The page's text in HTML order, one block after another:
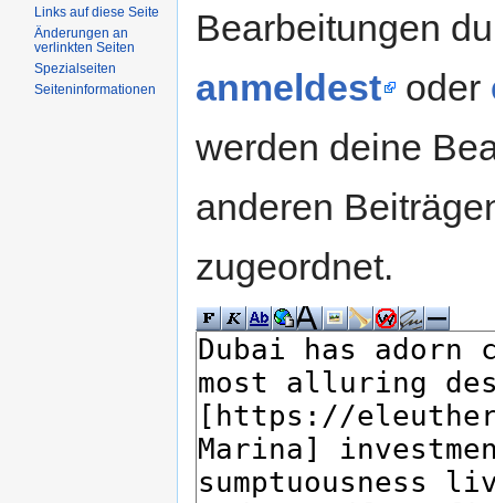
Bearbeitungen
anmeldest
oder
werden deine
anderen
zugeordnet.
Links auf diese Seite
Änderungen an
verlinkten Seiten
Spezialseiten
Seiteninformationen